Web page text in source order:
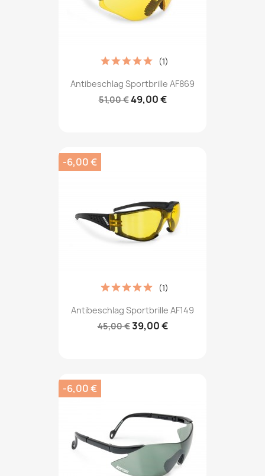
Antibeschlag Sportbrille AF869
51,00 €49,00 €
(1)
Antibeschlag Sportbrille AF149
45,00 €39,00 €
(1)
-6,00 €
-6,00 €